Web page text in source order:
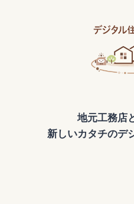
地元工務店
新しいカタチのデ